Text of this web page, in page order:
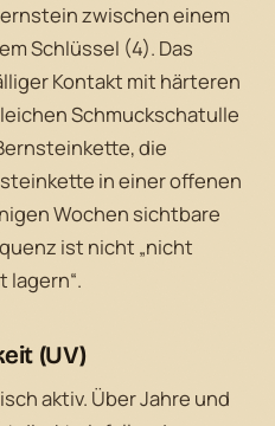
zwischen einem
Schlüssel (4). Das
Kontakt mit härteren
Schmuckschatulle
die
in einer offenen
Wochen sichtbare
ist nicht „nicht
lagern“.
(UV)
aktiv. Über Jahre und